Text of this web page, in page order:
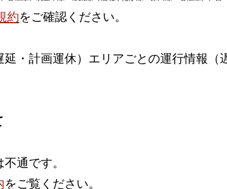
約をご確認ください。
延・計画運休）エリアごとの運行情報
通です。
をご覧ください。